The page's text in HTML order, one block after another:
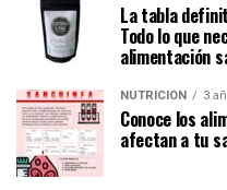
La tabla
Todo lo que
alimentación
NUTRICIÓN 3
Conoce los
afectan a tu